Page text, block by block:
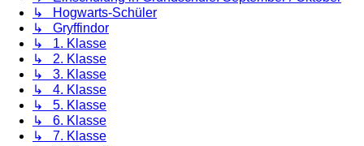
↳ Hogwarts-Schüler
↳ Gryffindor
↳ 1. Klasse
↳ 2. Klasse
↳ 3. Klasse
↳ 4. Klasse
↳ 5. Klasse
↳ 6. Klasse
↳ 7. Klasse